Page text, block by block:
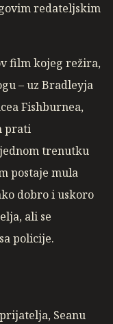
redateljskim
film kojeg režira,
– uz Bradleyja
Fishburnea,
prati
trenutku
postaje mula
dobro i uskoro
ali se
policije.
Seanu